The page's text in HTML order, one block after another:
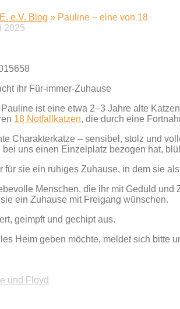
e.V. Blog » Pauline – eine von 18
2025
ihr Für-immer-Zuhause
ist eine etwa 2–3 Jahre alte
18 Notfallkatzen, die durch eine
Charakterkatze – sensibel, stolz und
bei uns einen Einzelplatz bezogen hat,
für sie ein ruhiges Zuhause, in dem sie
Menschen, die ihr mit Geduld und
ein Zuhause mit Freigang wünschen.
geimpft und gechipt aus.
Heim geben möchte, meldet sich bitte
und Floyd